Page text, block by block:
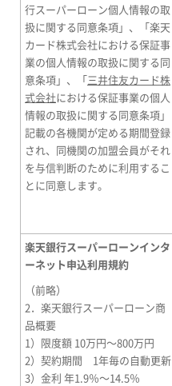
行スーパーローン個人情報の取
扱に関する同意条項」、「楽天
カード株式会社における保証事
業の個人情報の取扱に関する同
意条項」、「三井住友カード株
式会社における保証事業の個人
情報の取扱に関する同意条項」
記載の各機関が定める期間登録
され、同機関の加盟会員がそれ
を与信判断のために利用するこ
とに同意します。
楽天銀行スーパーローンインタ
ーネット申込利用規約
（前略）
2．楽天銀行スーパーローン商
品概要
1）限度額 10万円～800万円
2）契約期間 1年毎の自動更新
3）金利 年1.9％～14.5％